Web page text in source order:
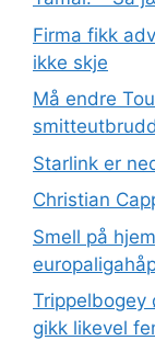
Firma fikk
ikke skje
Må endre
smitteutbrudd
Starlink er
Christian
Smell på
Trippelbogey
gikk likevel